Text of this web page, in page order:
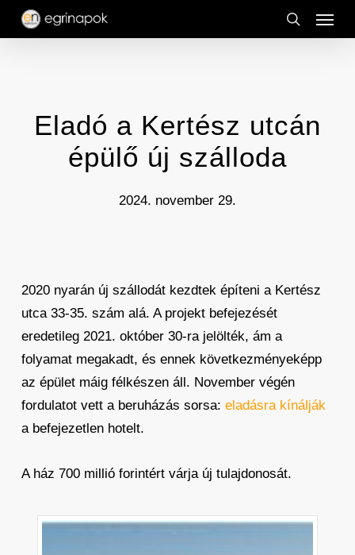
Skip
search
Menu
Eladó a Kertész utcán
épülő új szálloda
2024. november 29.
2020 nyarán új szállodát kezdtek építeni a Kertész
utca 33-35. szám alá. A projekt befejezését
eredetileg 2021. október 30-ra jelölték, ám a
folyamat megakadt, és ennek következményeképp
az épület máig félkészen áll. November végén
fordulatot vett a beruházás sorsa: eladásra kínálják
a befejezetlen hotelt.
A ház 700 millió forintért várja új tulajdonosát.